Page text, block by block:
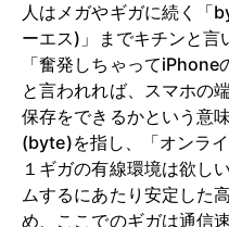
人はメガやギガに続く「
ーエス)」までキチンと言
「奮発しちゃってiPhone
と言われれば、スマホの
保存をできるかという意
(byte)を指し、「オンラ
１ギガの有線環境は欲し
ムするにあたり安定した
め、ここでのギガは通信